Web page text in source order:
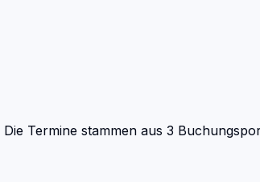
Die Termine stammen aus 3